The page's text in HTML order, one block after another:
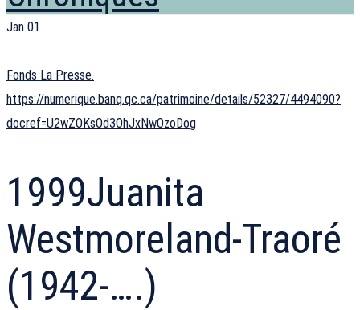
Jan 01
Fonds La Presse.
https://numerique.banq.qc.ca/patrimoine/details/52327/4494090?
docref=U2wZOKsOd3OhJxNwOzoDog
1999Juanita
Westmoreland-Traoré
(1942-….)